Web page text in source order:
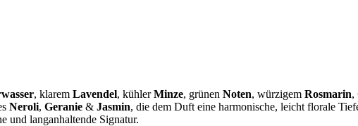
, klarem Lavendel, kühlerMinze, grünen Noten, würzigem Rosmarin,
Neroli, Geranie & Jasmin, die dem Duft eine harmonische, leicht florale
und langanhaltende Signatur.